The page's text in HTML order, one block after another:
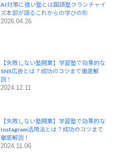
AI対策に強い塾とは――国語塾フランチャイ
ズ本部が語るこれからの学びの形
2026.04.26
【失敗しない塾開業】学習塾で効果的な
SNS広告とは？成功のコツまで徹底解
説！
2024.12.11
【失敗しない塾開業】学習塾で効果的な
Instagram活用法とは？成功のコツまで
徹底解説！
2024.11.06